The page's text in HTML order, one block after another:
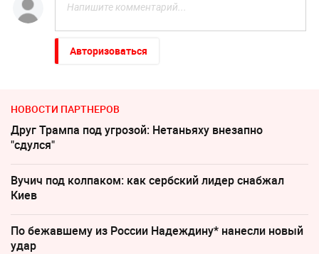
Авторизоваться
НОВОСТИ ПАРТНЕРОВ
Друг Трампа под угрозой: Нетаньяху внезапно
"сдулся"
Вучич под колпаком: как сербский лидер снабжал
Киев
По бежавшему из России Надеждину* нанесли новый
удар